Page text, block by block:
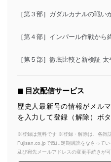
［第３部］ガダルカナルの戦
［第４部］インパール作戦から
［第５部］徹底比較と新検証
◼︎ 目次配信サービス
歴史人最新号の情報がメル
を入力して登録（解除）ボ
※登録は無料です ※登録・解除は、各雑
Fujisan.co.jpで既に定期購読をなさって
及び宛先メールアドレスの変更手続きが可